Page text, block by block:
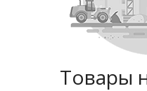
Товары